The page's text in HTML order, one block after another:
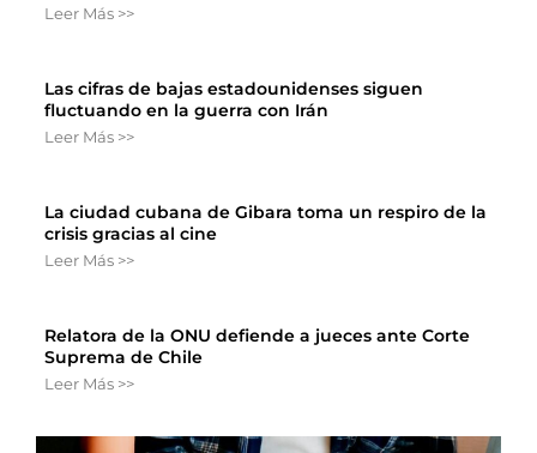
Leer Más >>
Las cifras de bajas estadounidenses siguen
fluctuando en la guerra con Irán
Leer Más >>
La ciudad cubana de Gibara toma un respiro de la
crisis gracias al cine
Leer Más >>
Relatora de la ONU defiende a jueces ante Corte
Suprema de Chile
Leer Más >>